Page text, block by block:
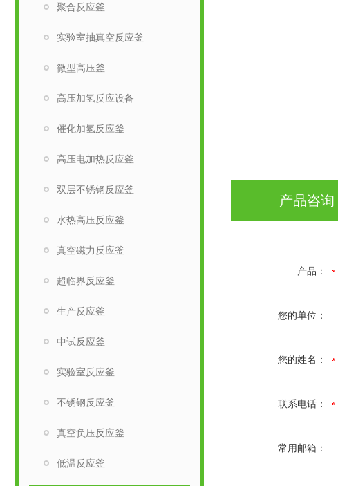
聚合反应釜
实验室抽真空反应釜
微型高压釜
高压加氢反应设备
催化加氢反应釜
高压电加热反应釜
双层不锈钢反应釜
水热高压反应釜
真空磁力反应釜
超临界反应釜
生产反应釜
中试反应釜
实验室反应釜
不锈钢反应釜
真空负压反应釜
低温反应釜
产品咨询
产品：
您的单位：
您的姓名：
联系电话：
常用邮箱：